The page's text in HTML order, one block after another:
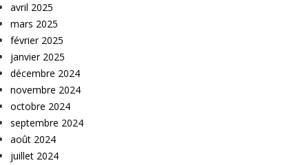
avril 2025
mars 2025
février 2025
janvier 2025
décembre 2024
novembre 2024
octobre 2024
septembre 2024
août 2024
juillet 2024